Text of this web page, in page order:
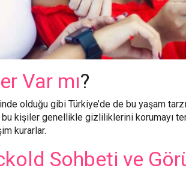
Var mı?
olduğu gibi Türkiye’de de bu yaşam
bu kişiler genellikle gizliliklerini korumayı
kurarlar.
Sohbeti ve